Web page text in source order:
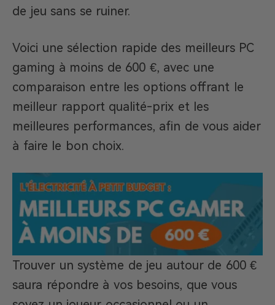
de jeu sans se ruiner.
Voici une sélection rapide des meilleurs PC
gaming à moins de 600 €, avec une
comparaison entre les options offrant le
meilleur rapport qualité-prix et les
meilleures performances, afin de vous aider
à faire le bon choix.
Trouver un système de jeu autour de 600 €
saura répondre à vos besoins, que vous